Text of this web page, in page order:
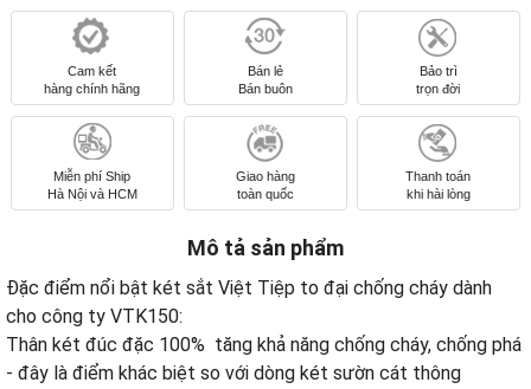
Cam kết
hàng chính hãng
Bán lẻ
Bán buôn
Bảo trì
trọn đời
Miễn phí Ship
Hà Nội và HCM
Giao hàng
toàn quốc
Thanh toán
khi hài lòng
Mô tả sản phẩm
Đặc điểm nổi bật két sắt Việt Tiệp to đại chống cháy dành
cho công ty VTK150:
Thân két đúc đặc 100% tăng khả năng chống cháy, chống phá
- đây là điểm khác biệt so với dòng két sườn cát thông